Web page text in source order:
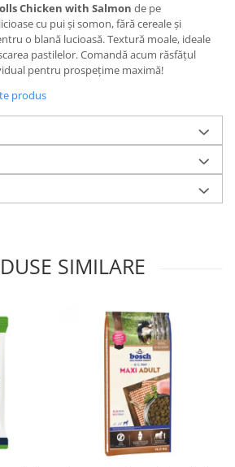
Chicken with Salmon de pe
cu pui și somon, fără cereale și
o blană lucioasă. Textură moale, ideale
pastilelor. Comandă acum răsfățul
pentru prospețime maximă!
produs
SIMILARE